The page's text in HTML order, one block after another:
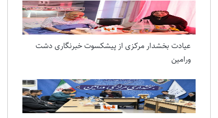
عیادت بخشدار مرکزی از پیشکسوت خبرنگاری دشت
ورامین